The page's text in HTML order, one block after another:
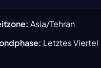
: Asia/Tehran
: Letztes Viertel